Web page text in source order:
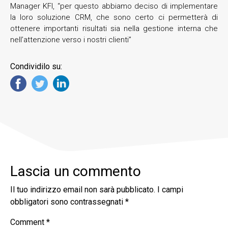
Manager KFI, “per questo abbiamo deciso di implementare
la loro soluzione CRM, che sono certo ci permetterà di
ottenere importanti risultati sia nella gestione interna che
nell’attenzione verso i nostri clienti”
Condividilo su:
Lascia un commento
Il tuo indirizzo email non sarà pubblicato.
I campi
obbligatori sono contrassegnati *
Comment *